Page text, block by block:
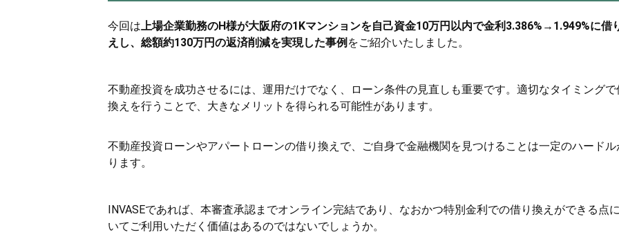
今回は上場企業勤務のH様が大阪府の1Kマンションを自己資金10万円以内で金利3.386%→1.949%に借
えし、総額約130万円の返済削減を実現した事例 をご紹介いたしました。
不動産投資を成功させるには、運用だけでなく、ローン条件の見直しも重要です。適切なタイミングで
換えを行うことで、大きなメリットを得られる可能性があります。
不動産投資ローンやアパートローンの借り換えで、ご自身で金融機関を見つけることは一定のハードル
ります。
INVASEであれば、本審査承認までオンライン完結であり、なおかつ特別金利での借り換えができる点
いてご利用いただく価値はあるのではないでしょうか。